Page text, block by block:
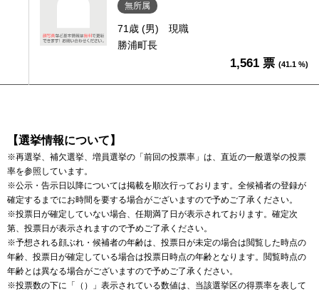
無所属
71歳 (男)
現職
勝浦町長
1,561 票 (41.1 %)
【選挙情報について】
※再選挙、補欠選挙、増員選挙の「前回の投票率」は、直近の一般選挙の投票
率を参照しています。
※公示・告示日以降については掲載を順次行っております。全候補者の登録が
確定するまでにお時間を要する場合がございますので予めご了承ください。
※投票日が確定していない場合、任期満了日が表示されております。確定次
第、投票日が表示されますので予めご了承ください。
※予想される顔ぶれ・候補者の年齢は、投票日が未定の場合は閲覧した時点の
年齢、投票日が確定している場合は投票日時点の年齢となります。閲覧時点の
年齢とは異なる場合がございますので予めご了承ください。
※投票数の下に「（）」表示されている数値は、当該選挙区の得票率を表して